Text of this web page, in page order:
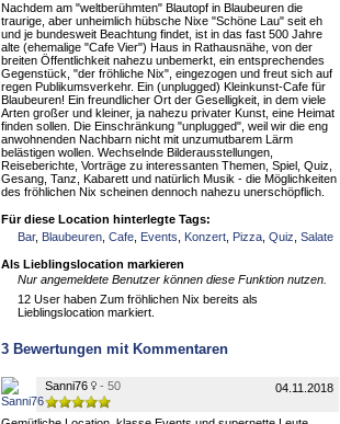
Nachdem am "weltberühmten" Blautopf in Blaubeuren die
traurige, aber unheimlich hübsche Nixe "Schöne Lau" seit eh
und je bundesweit Beachtung findet, ist in das fast 500 Jahre
alte (ehemalige "Cafe Vier") Haus in Rathausnähe, von der
breiten Öffentlichkeit nahezu unbemerkt, ein entsprechendes
Gegenstück, "der fröhliche Nix", eingezogen und freut sich auf
regen Publikumsverkehr. Ein (unplugged) Kleinkunst-Cafe für
Blaubeuren! Ein freundlicher Ort der Geselligkeit, in dem viele
Arten großer und kleiner, ja nahezu privater Kunst, eine Heimat
finden sollen. Die Einschränkung "unplugged", weil wir die eng
anwohnenden Nachbarn nicht mit unzumutbarem Lärm
belästigen wollen. Wechselnde Bilderausstellungen,
Reiseberichte, Vorträge zu interessanten Themen, Spiel, Quiz,
Gesang, Tanz, Kabarett und natürlich Musik - die Möglichkeiten
des fröhlichen Nix scheinen dennoch nahezu unerschöpflich.
Für diese Location hinterlegte Tags:
Bar, Blaubeuren Cafe Events Konzert Pizza Quiz Salate
Als Lieblingslocation markieren
Nur angemeldete Benutzer können diese Funktion nutzen.
12 User haben Zum fröhlichen Nix bereits als
Lieblingslocation markiert.
3 Bewertungen mit Kommentaren
Sanni76 - 50 04.11.2018